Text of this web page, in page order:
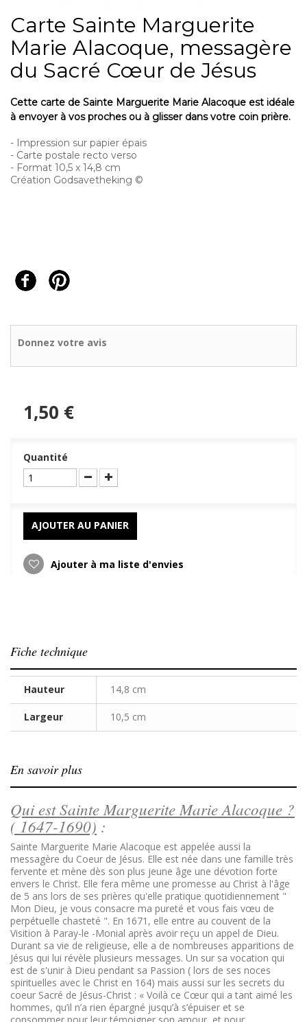
Carte Sainte Marguerite
Marie Alacoque, messagère
du Sacré Cœur de Jésus
Cette carte de Sainte Marguerite Marie Alacoque est idéale
à envoyer à vos proches ou à glisser dans votre coin prière.
- Impression sur papier épais
- Carte postale recto verso
- Format 10,5 x 14,8 cm
Création Godsavetheking ©
Donnez votre avis
1,50 €
Quantité
AJOUTER AU PANIER
Ajouter à ma liste d'envies
Fiche technique
Hauteur 14,8 cm
Largeur 10,5 cm
En savoir plus
Qui est Sainte Marguerite Marie Alacoque ?
( 1647-1690) :
Sainte Marguerite Marie Alacoque est appelée aussi la
messagère du Coeur de Jésus. Elle est née dans une famille très
fervente et mène dès son plus jeune âge une dévotion forte
envers le Christ. Elle fera même une promesse au Christ à l'âge
de 5 ans lors de ses prières qu'elle pratique quotidiennement "
Mon Dieu, je vous consacre ma pureté et vous fais vœu de
perpétuelle chasteté ". En 1671, elle entre au couvent de la
Visition à Paray-le -Monial après avoir reçu un appel de Dieu.
Durant sa vie de religieuse, elle a de nombreuses apparitions de
Jésus qui lui révèle plusieurs messages. Un sur sa vocation qui
est de s'unir à Dieu pendant sa Passion ( lors de ses noces
spirituelles avec le Christ en 164) mais aussi sur les secrets du
coeur Sacré de Jésus-Christ : « Voilà ce Cœur qui a tant aimé les
hommes, qu’il n’a rien épargné jusqu’à s’épuiser et se